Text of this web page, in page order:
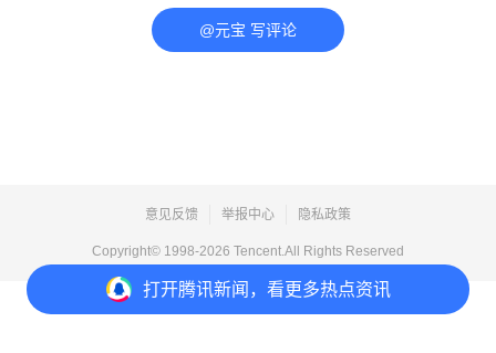
打开腾讯新闻，看更多热点资讯
@元宝 写评论
意见反馈 举报中心 隐私政策
Copyright© 1998-2026 Tencent.All Rights Reserved